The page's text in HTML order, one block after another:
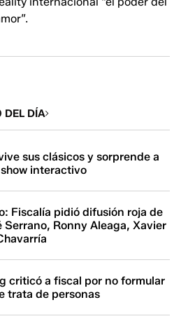
DEL DÍA
sus clásicos y sorprende a
interactivo
Fiscalía pidió difusión roja de
Serrano, Ronny Aleaga, Xavier
criticó a fiscal por no formular
trata de personas